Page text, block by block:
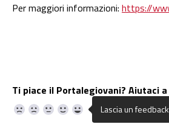
Per maggiori informazioni: https://
Ti piace il Portalegiovani? Aiutaci